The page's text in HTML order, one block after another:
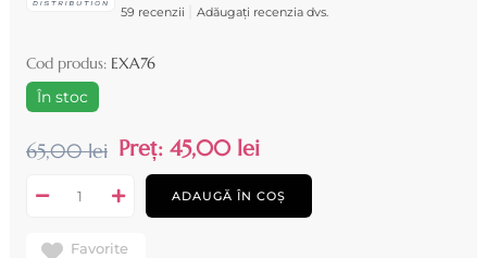
59 recenzii Adăugați recenzia dvs.
Cod produs: EXA76
În stoc
65,00 lei Preț: 45,00 lei
ADAUGĂ ÎN COȘ
Favorite